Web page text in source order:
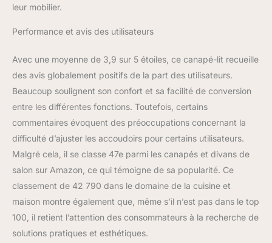
jusqu'à 273 kg, afin que
asseoir, vous pencher,
vous allonger sur le
futon en toute confiance.
protection sous les pieds
évitent tout glissement et
protègent votre sol des
rayures indésirables.
★ASSEMBLAGE EN 3
ÉTAPES★Le canapé-lit
futon ne nécessite pas
d'assemblage expert et
peut être installé en
seulement 3 étapes :
leur mobilier.
Performance et avis des utilisateurs
Avec une moyenne de 3,9 sur 5 étoiles, ce canapé-lit recueille
des avis globalement positifs de la part des utilisateurs.
Beaucoup soulignent son confort et sa facilité de conversion
entre les différentes fonctions. Toutefois, certains
commentaires évoquent des préoccupations concernant la
difficulté d’ajuster les accoudoirs pour certains utilisateurs.
Malgré cela, il se classe 47e parmi les canapés et divans de
salon sur Amazon, ce qui témoigne de sa popularité. Ce
classement de 42 790 dans le domaine de la cuisine et
maison montre également que, même s’il n’est pas dans le top
100, il retient l’attention des consommateurs à la recherche de
solutions pratiques et esthétiques.